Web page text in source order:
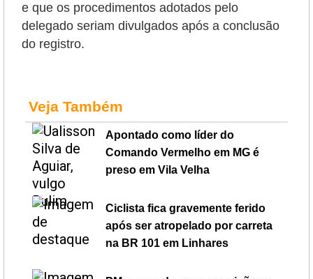
e que os procedimentos adotados pelo
delegado seriam divulgados após a conclusão
do registro.
Veja Também
Apontado como líder do
Comando Vermelho em MG é
preso em Vila Velha
Ciclista fica gravemente ferido
após ser atropelado por carreta
na BR 101 em Linhares